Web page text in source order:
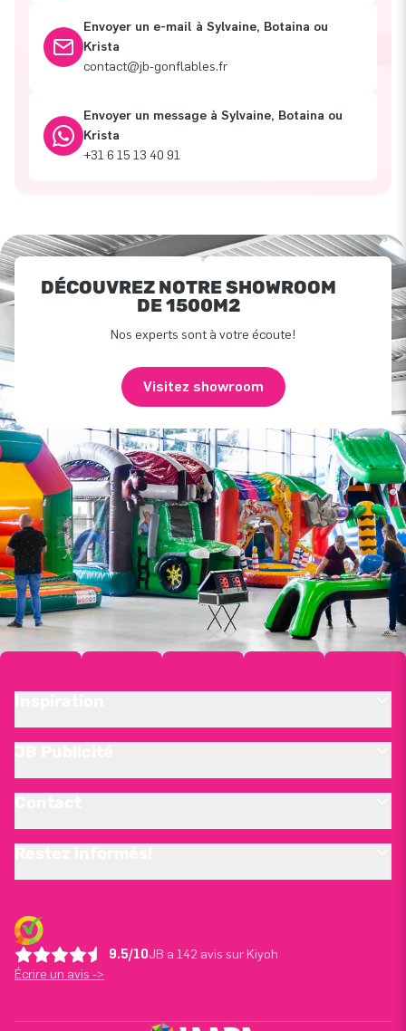
Envoyer un e-mail à Sylvaine, Botaina ou
Krista
contact@jb-gonflables.fr
Envoyer un message à Sylvaine, Botaina ou
Krista
+31 6 15 13 40 91
DÉCOUVREZ NOTRE SHOWROOM
DE 1500M2
Nos experts sont à votre écoute!
Visitez showroom
9.5/10JB a 142 avis sur Kiyoh
Écrire un avis ->